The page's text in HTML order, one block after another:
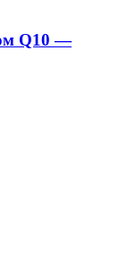
Q10 —